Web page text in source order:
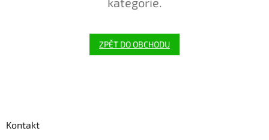
ZPĚT DO OBCHODU
Kontakt